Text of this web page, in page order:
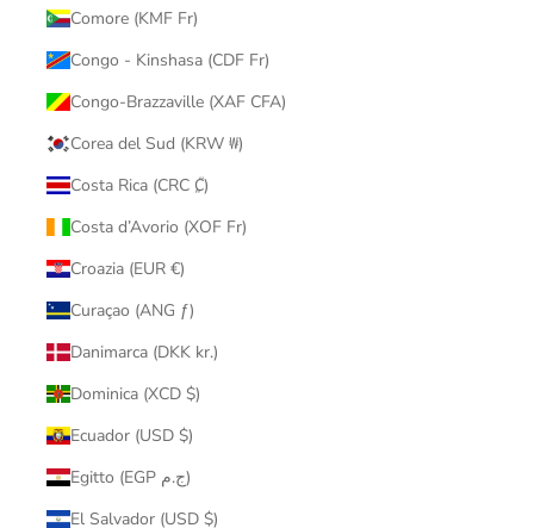
Comore (KMF Fr)
Congo - Kinshasa (CDF Fr)
Congo-Brazzaville (XAF CFA)
Corea del Sud (KRW ₩)
Costa Rica (CRC ₡)
Costa d’Avorio (XOF Fr)
Croazia (EUR €)
Curaçao (ANG ƒ)
Danimarca (DKK kr.)
Dominica (XCD $)
Ecuador (USD $)
Egitto (EGP ج.م)
El Salvador (USD $)